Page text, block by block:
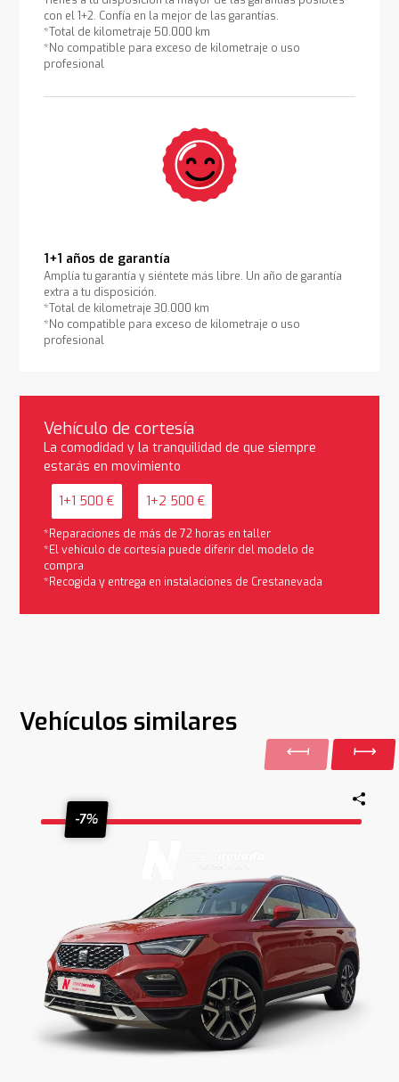
con el 1+2. Confía en la mejor de las garantías.
*Total de kilometraje 50.000 km
*No compatible para exceso de kilometraje o uso
profesional
1+1 años de garantía
Amplía tu garantía y siéntete más libre. Un año de garantía
extra a tu disposición.
*Total de kilometraje 30.000 km
*No compatible para exceso de kilometraje o uso
profesional
Vehículo de cortesía
La comodidad y la tranquilidad de que siempre
estarás en movimiento
1+1 500 € 1+2 500 €
*Reparaciones de más de 72 horas en taller
*El vehículo de cortesía puede diferir del modelo de
compra
*Recogida y entrega en instalaciones de Crestanevada
Vehículos similares
-7%